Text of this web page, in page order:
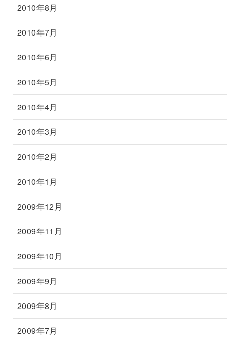
2010年8月
2010年7月
2010年6月
2010年5月
2010年4月
2010年3月
2010年2月
2010年1月
2009年12月
2009年11月
2009年10月
2009年9月
2009年8月
2009年7月